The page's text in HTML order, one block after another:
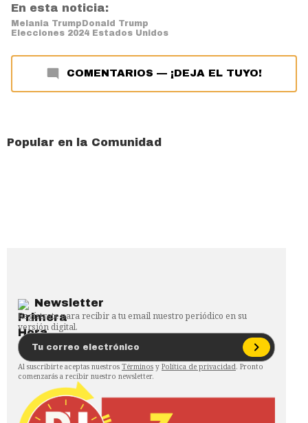
En esta noticia:
Melania TrumpDonald Trump
Elecciones 2024 Estados Unidos
COMENTARIOS — ¡DEJA EL TUYO!
Popular en la Comunidad
Newsletter
Regístrate para recibir a tu email nuestro periódico en su
versión digital.
Al suscribirte aceptas nuestros Términos y Política de privacidad. Pronto
comenzarás a recibir nuestro newsletter.